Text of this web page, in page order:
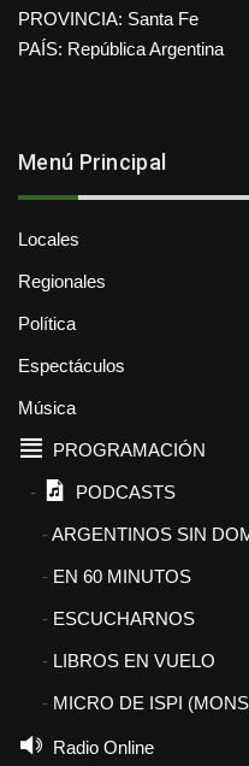
PROVINCIA: Santa Fe
PAÍS: República Argentina
Menú Principal
Locales
Regionales
Política
Espectáculos
Música
PROGRAMACIÓN
PODCASTS
ARGENTINOS SIN
EN 60 MINUTOS
ESCUCHARNOS
LIBROS EN VUELO
MICRO DE ISPI
Radio Online